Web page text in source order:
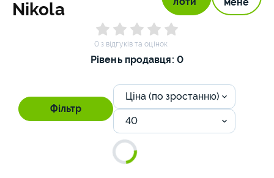
Nikola
0 з відгуків та оцінок
Рівень продавця: 0
Фільтр
Ціна (по зростанню)
40